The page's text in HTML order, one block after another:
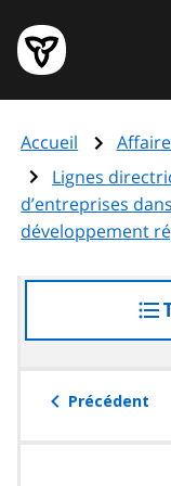
au
contenu
principal
Page
d'accueil
de
l'Ontario
Accueil
Lignes
d’entreprises
développement
Précédent